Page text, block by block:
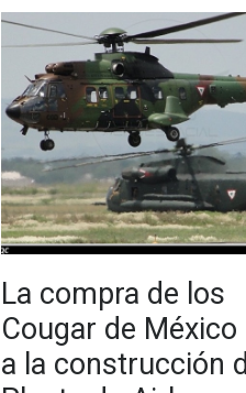
La compra de los
Cougar de México
a la construcción